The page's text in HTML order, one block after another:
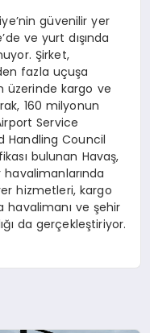
güvenilir yer
ve yurt dışında
Şirket,
fazla uçuşa
üzerinde kargo ve
160 milyonun
Service
Handling Council
bulunan Havaş,
hizmetleri, kargo
havalimanı ve şehir
da gerçekleştiriyor.